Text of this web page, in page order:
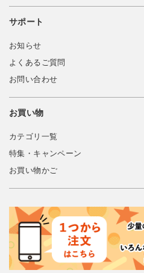
サポート
お知らせ
よくあるご質問
お問い合わせ
お買い物
カテゴリ一覧
特集・キャンペーン
お買い物かご